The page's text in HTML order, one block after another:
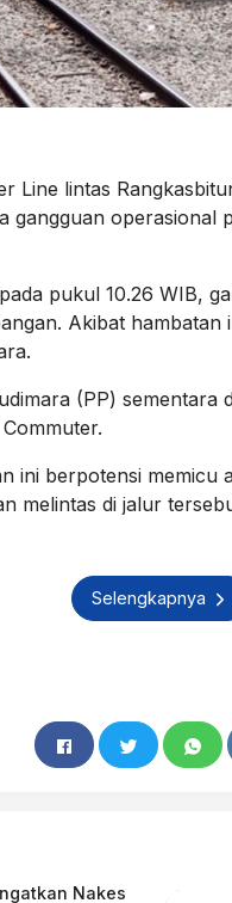
Line lintas
gangguan operasional
pukul 10.26 WIB,
Akibat
(PP) sementara
ini berpotensi
melintas di jalur
Selengkapnya
Nakes